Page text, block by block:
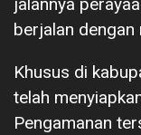
jalannya
berjalan dengan
Khusus di
telah
Pengamanan